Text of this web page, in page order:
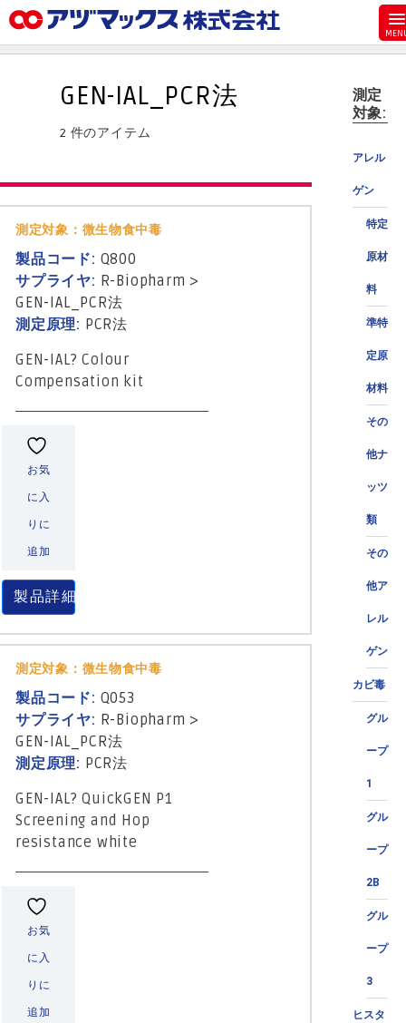
お気に入り
お買い物カゴ
主要取扱ブランド
代理店一覧
製品検索
見積発行
測定
対象:
アレル
ゲン
特定
原材
料
準特
定原
材料
その
他ナ
ッツ
類
その
他ア
レル
ゲン
カビ毒
グル
ープ
1
グル
ープ
2B
グル
ープ
3
ヒスタ
GEN-IAL_PCR法
2 件のアイテム
測定対象：微生物食中毒
製品コード: Q800
サプライヤ: R-Biopharm >
GEN-IAL_PCR法
測定原理: PCR法
GEN-IAL? Colour
Compensation kit
お気
に入
りに
追加
製品詳細
測定対象：微生物食中毒
製品コード: Q053
サプライヤ: R-Biopharm >
GEN-IAL_PCR法
測定原理: PCR法
GEN-IAL? QuickGEN P1
Screening and Hop
resistance white
お気
に入
りに
追加